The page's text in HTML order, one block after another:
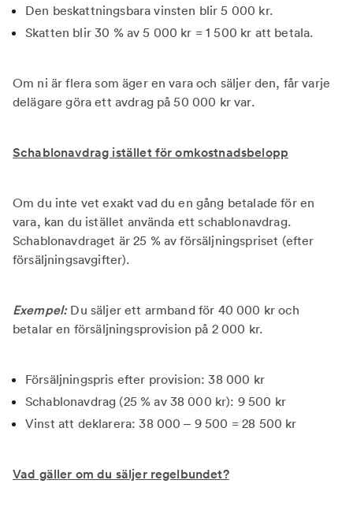
Den beskattningsbara vinsten blir 5 000 kr.
Skatten blir 30 % av 5 000 kr = 1 500 kr att betala.
Om ni är flera som äger en vara och säljer den, får varje
delägare göra ett avdrag på 50 000 kr var.
Schablonavdrag istället för omkostnadsbelopp
Om du inte vet exakt vad du en gång betalade för en
vara, kan du istället använda ett schablonavdrag.
Schablonavdraget är 25 % av försäljningspriset (efter
försäljningsavgifter).
Exempel: Du säljer ett armband för 40 000 kr och
betalar en försäljningsprovision på 2 000 kr.
Försäljningspris efter provision: 38 000 kr
Schablonavdrag (25 % av 38 000 kr): 9 500 kr
Vinst att deklarera: 38 000 – 9 500 = 28 500 kr
Vad gäller om du säljer regelbundet?